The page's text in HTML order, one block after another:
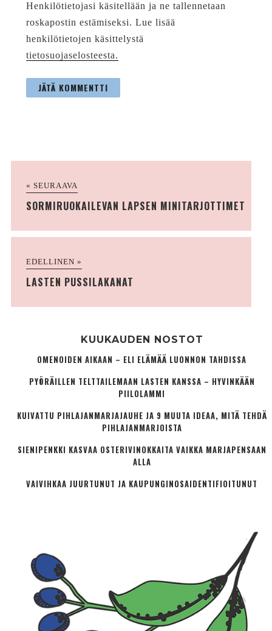
Henkilötietojasi käsitellään ja ne tallennetaan
roskapostin estämiseksi. Lue lisää
henkilötietojen käsittelystä
tietosuojaselosteesta.
« SEURAAVA
SORMIRUOKAILEVAN LAPSEN MINITARJOTTIMET
EDELLINEN »
LASTEN PUSSILAKANAT
KUUKAUDEN NOSTOT
OMENOIDEN AIKAAN – ELI ELÄMÄÄ LUONNON TAHDISSA
PYÖRÄILLEN TELTTAILEMAAN LASTEN KANSSA – HYVINKÄÄN
PIILOLAMMI
KUIVATTU PIHLAJANMARJAJAUHE JA 9 MUUTA IDEAA, MITÄ TEHDÄ
PIHLAJANMARJOISTA
SIENIPENKKI KASVAA OSTERIVINOKKAITA VAIKKA MARJAPENSAAN
ALLA
VAIVIHKAA JUURTUNUT JA KAUPUNGINOSA­IDENTIFIOITUNUT